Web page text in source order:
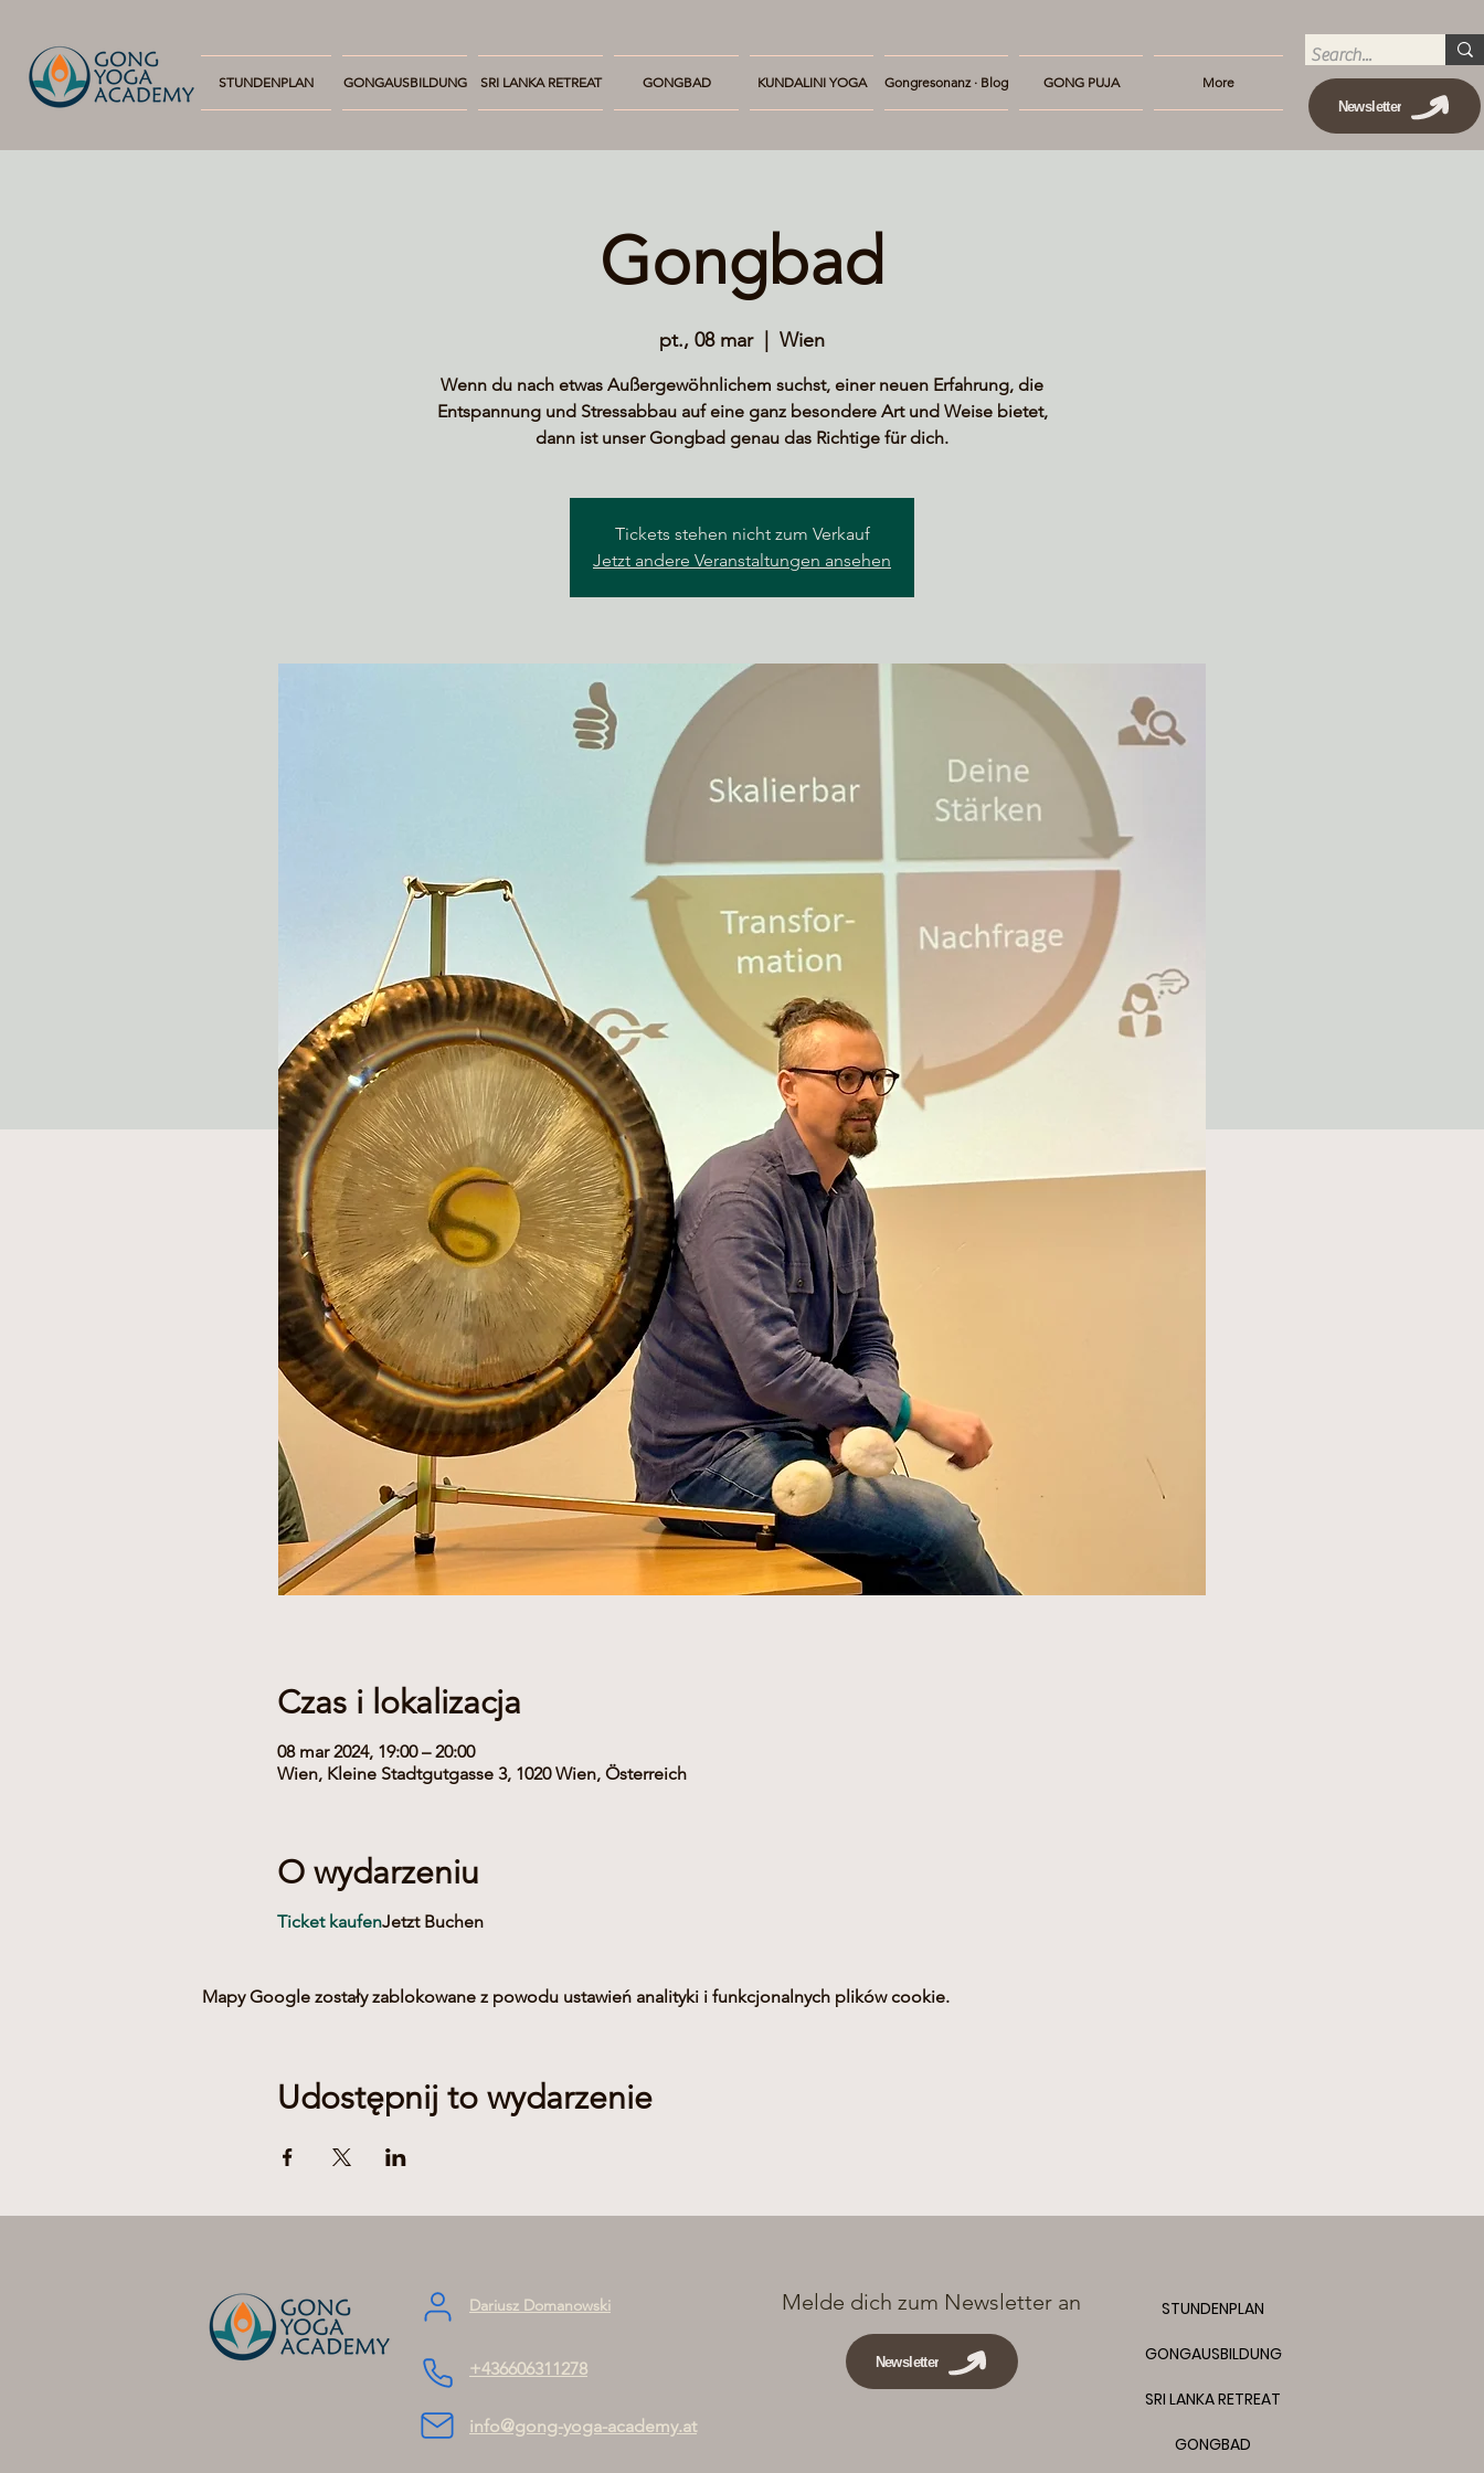
STUNDENPLAN GONGAUSBILDUNG SRI LANKA RETREAT GONGBAD KUNDALINI YOGA Gongresonanz · Blog GONG PUJA
More
Newsletter
Gongbad
pt., 08 mar
  |
Wien
Wenn du nach etwas Außergewöhnlichem suchst, einer neuen Erfahrung, die
Entspannung und Stressabbau auf eine ganz besondere Art und Weise bietet,
dann ist unser Gongbad genau das Richtige für dich.
Tickets stehen nicht zum Verkauf
Jetzt andere Veranstaltungen ansehen
Czas i lokalizacja
08 mar 2024, 19:00 – 20:00
Wien, Kleine Stadtgutgasse 3, 1020 Wien, Österreich
O wydarzeniu
Ticket kaufenJetzt Buchen
Mapy Google zostały zablokowane z powodu ustawień analityki i funkcjonalnych plików cookie.
Udostępnij to wydarzenie
Dariusz Domanowski
+436606311278
info@gong-yoga-academy.at
Melde dich zum Newsletter an
Newsletter
STUNDENPLAN
GONGAUSBILDUNG
SRI LANKA RETREAT
GONGBAD